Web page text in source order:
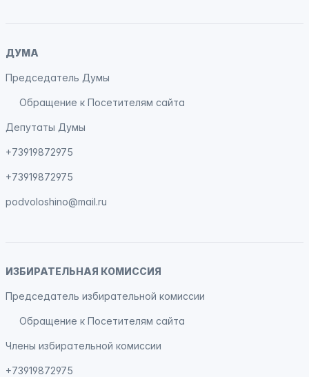
ДУМА
Председатель Думы
Обращение к Посетителям сайта
Депутаты Думы
+73919872975
+73919872975
podvoloshino@mail.ru
ИЗБИРАТЕЛЬНАЯ КОМИССИЯ
Председатель избирательной комиссии
Обращение к Посетителям сайта
Члены избирательной комиссии
+73919872975